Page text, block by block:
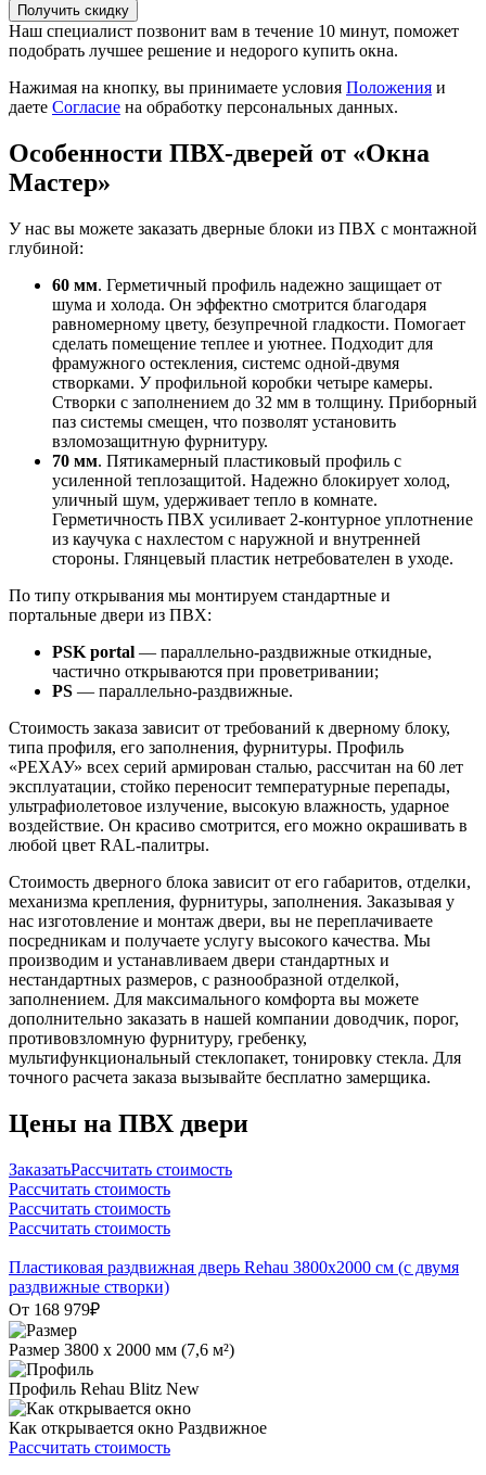
Получить скидку
Наш специалист позвонит вам в течение 10 минут, поможет
подобрать лучшее решение и недорого купить окна.
Нажимая на кнопку, вы принимаете условия Положения и
даете Согласие на обработку персональных данных.
Особенности ПВХ-дверей от «Окна
Мастер»
У нас вы можете заказать дверные блоки из ПВХ с монтажной
глубиной:
60 мм. Герметичный профиль надежно защищает от
шума и холода. Он эффектно смотрится благодаря
равномерному цвету, безупречной гладкости. Помогает
сделать помещение теплее и уютнее. Подходит для
фрамужного остекления, системс одной-двумя
створками. У профильной коробки четыре камеры.
Створки с заполнением до 32 мм в толщину. Приборный
паз системы смещен, что позволят установить
взломозащитную фурнитуру.
70 мм. Пятикамерный пластиковый профиль с
усиленной теплозащитой. Надежно блокирует холод,
уличный шум, удерживает тепло в комнате.
Герметичность ПВХ усиливает 2-контурное уплотнение
из каучука с нахлестом с наружной и внутренней
стороны. Глянцевый пластик нетребователен в уходе.
По типу открывания мы монтируем стандартные и
портальные двери из ПВХ:
PSK portal — параллельно-раздвижные откидные,
частично открываются при проветривании;
PS — параллельно-раздвижные.
Стоимость заказа зависит от требований к дверному блоку,
типа профиля, его заполнения, фурнитуры. Профиль
«РЕХАУ» всех серий армирован сталью, рассчитан на 60 лет
эксплуатации, стойко переносит температурные перепады,
ультрафиолетовое излучение, высокую влажность, ударное
воздействие. Он красиво смотрится, его можно окрашивать в
любой цвет RAL-палитры.
Стоимость дверного блока зависит от его габаритов, отделки,
механизма крепления, фурнитуры, заполнения. Заказывая у
нас изготовление и монтаж двери, вы не переплачиваете
посредникам и получаете услугу высокого качества. Мы
производим и устанавливаем двери стандартных и
нестандартных размеров, с разнообразной отделкой,
заполнением. Для максимального комфорта вы можете
дополнительно заказать в нашей компании доводчик, порог,
противовзломную фурнитуру, гребенку,
мультифункциональный стеклопакет, тонировку стекла. Для
точного расчета заказа вызывайте бесплатно замерщика.
Цены на ПВХ двери
ЗаказатьРассчитать стоимость
Рассчитать стоимость
Рассчитать стоимость
Рассчитать стоимость
Пластиковая раздвижная дверь Rehau 3800х2000 см (с двумя
раздвижные створки)
От 168 979₽
Размер 3800 х 2000 мм (7,6 м²)
Профиль Rehau Blitz New
Как открывается окно Раздвижное
Рассчитать стоимость